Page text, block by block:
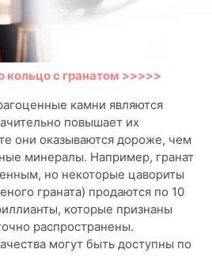
кольцо с гранатом >>>>>
камни являются
повышает их
они оказываются дороже, чем
минералы. Например, гранат
но некоторые цавориты
граната) продаются по 10
которые признаны
распространены.
могут быть доступны по